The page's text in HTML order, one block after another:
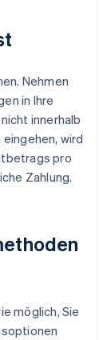
Nehmen
in Ihre
innerhalb
wird
pro
Zahlung.
möglich, Sie